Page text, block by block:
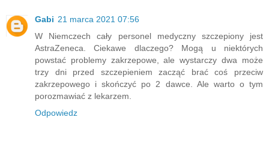
Gabi 21 marca 2021 07:56
W Niemczech cały personel medyczny szczepiony jest
AstraZeneca. Ciekawe dlaczego? Mogą u niektórych
powstać problemy zakrzepowe, ale wystarczy dwa może
trzy dni przed szczepieniem zacząć brać coś przeciw
zakrzepowego i skończyć po 2 dawce. Ale warto o tym
porozmawiać z lekarzem.
Odpowiedz